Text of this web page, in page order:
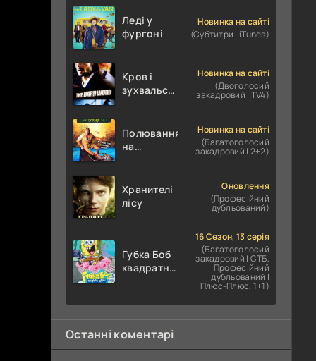
Леді у
фургоні
Новинка на сайті
(Субтитри | iTunes)
Кров і
зухвальство
Новинка на сайті
(Двоголосий
закадровий | TV4)
Полювання
на
Новинка на сайті
(Багатоголосий
закадровий | 2+2)
Хранителі
лісу
Оновлення
(Професійний
дубльований)
Губка Боб
квадратні
16 Сезон, 13 серія
(Багатоголосий
закадровий | СТБ,
Професійний
дубльований |
Плюс-Плюс, 1+1)
Останні коментарі